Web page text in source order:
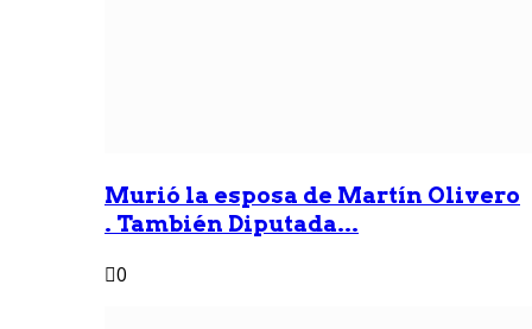
Murió la esposa de Martín Olivero
. También Diputada...
0